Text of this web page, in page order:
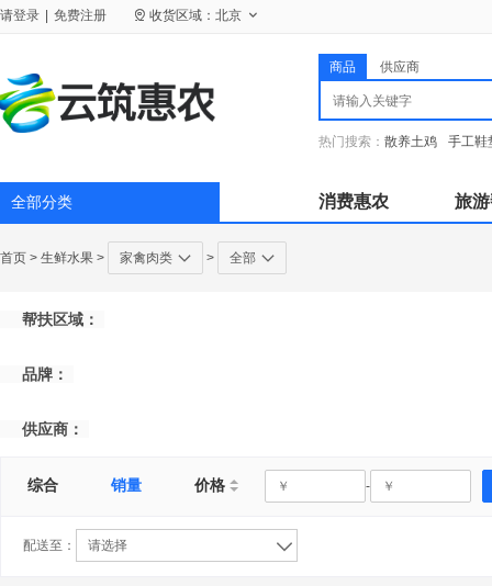
请登录 免费注册 收货区域： 北京
商品 供应商
热门搜索： 散养土鸡 手工鞋
全部分类 消费惠农 旅
首页 > 生鲜水果 > 家禽肉类 > 全部
帮扶区域：
品牌：
供应商：
综合 销量 价格 -
配送至： 请选择